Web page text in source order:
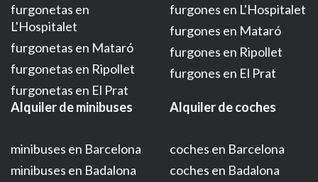
furgonetas en
L'Hospitalet
furgonetas en Mataró
furgonetas en Ripollet
furgonetas en El Prat
furgones en L'Hospitalet
furgones en Mataró
furgones en Ripollet
furgones en El Prat
Alquiler de minibuses
minibuses en Barcelona
minibuses en Badalona
Alquiler de coches
coches en Barcelona
coches en Badalona